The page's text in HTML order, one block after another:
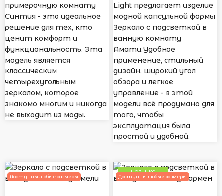
примерочную комнату
Синтия - это идеальное
решение для тех, кто
ценит комфорт и
функциональность. Эта
модель является
классическим
четырехугольным
зеркалом, которое
знакомо многим и никогда
не выходит из моды.
Light предлагает изделие
модной капсульной формы
Зеркало с подсветкой в
ванную комнату
Амати.Удобное
применение, стильный
дизайн, широкий угол
обзора и легкое
управление - в этой
модели всё продумано для
того, чтобы
эксплуатация была
простой и удобной.
Доступны любые размеры
НОВИНКА
Доступны любые размеры